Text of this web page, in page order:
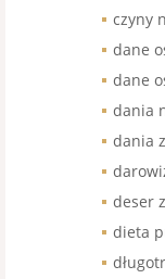
czyny
dane
dane
dania
dania
deser
dieta